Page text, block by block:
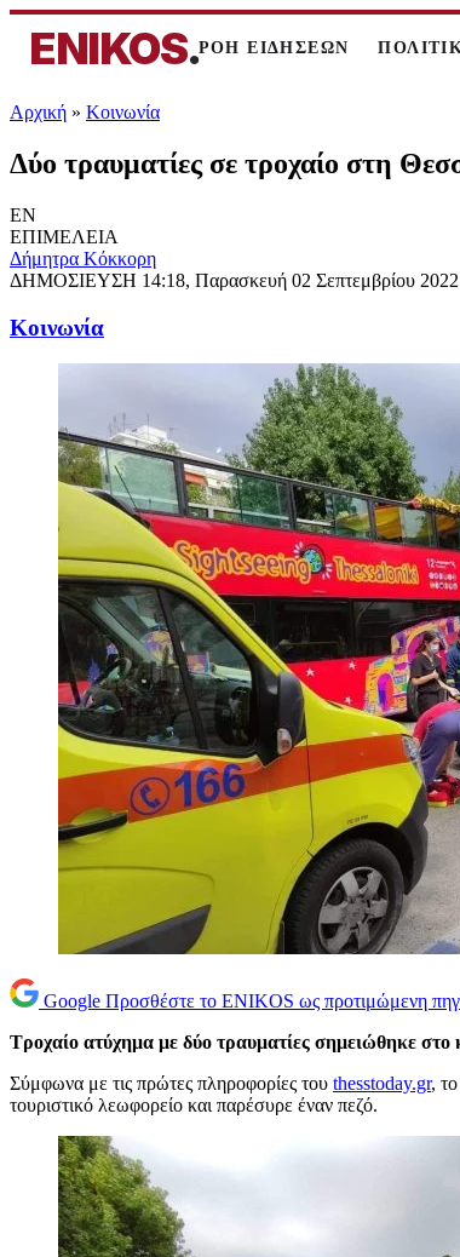
ENIKOS.ΡΟΗ ΕΙΔΗΣΕΩΝ
Αρχική » Κοινωνία
Δύο τραυματίες σε τροχαίο στη
EN
ΕΠΙΜΕΛΕΙΑ
Δήμητρα Κόκκορη
ΔΗΜΟΣΙΕΥΣΗ 14:18, Παρασκευή 02 Σεπτεμβρίου 2022
Κοινωνία
Google Προσθέστε το ENIKOS ως προτιμώμενη
Τροχαίο ατύχημα με δύο τραυματίες σημειώθηκε στο
Σύμφωνα με τις πρώτες πληροφορίες του thesstoday.gr,
τουριστικό λεωφορείο και παρέσυρε έναν πεζό.